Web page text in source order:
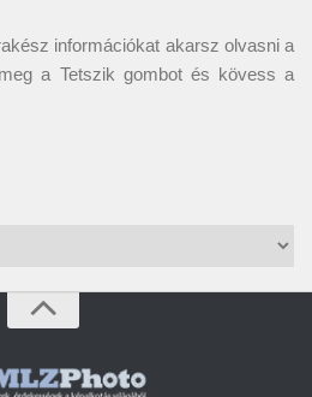
információkat akarsz olvasni a
a Tetszik gombot és kövess a